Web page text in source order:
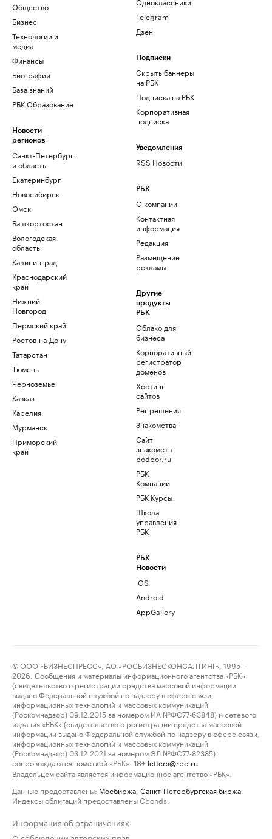
Общество
Бизнес
Технологии и
медиа
Финансы
Биографии
База знаний
РБК Образование
Новости
регионов
Санкт-Петербург
и область
Екатеринбург
Новосибирск
Омск
Башкортостан
Вологодская
область
Калининград
Краснодарский
край
Нижний
Новгород
Пермский край
Ростов-на-Дону
Татарстан
Тюмень
Черноземье
Кавказ
Карелия
Мурманск
Приморский
край
Telegram
Дзен
Подписки
Скрыть баннеры
на РБК
Подписка на РБК
Корпоративная
подписка
Уведомления
RSS Новости
РБК
О компании
Контактная
информация
Редакция
Размещение
рекламы
Другие
продукты
РБК
Облако для
бизнеса
Корпоративный
регистратор
доменов
Хостинг
сайтов
Рег.решения
Знакомства
Сайт
знакомств
podbor.ru
РБК
Компании
РБК Курсы
Школа
управления
РБК
РБК
Новости
iOS
Android
AppGallery
© ООО «БИЗНЕСПРЕСС», АО «РОСБИЗНЕСКОНСАЛТИНГ», 1995–
2026. Сообщения и материалы информационного агентства «РБК»
(свидетельство о регистрации средства массовой информации
выдано Федеральной службой по надзору в сфере связи,
информационных технологий и массовых коммуникаций
(Роскомнадзор) 09.12.2015 за номером ИА №ФС77-63848) и сетевого
издания «РБК» (свидетельство о регистрации средства массовой
информации выдано Федеральной службой по надзору в сфере связи,
информационных технологий и массовых коммуникаций
(Роскомнадзор) 03.12.2021 за номером ЭЛ №ФС77-82385)
сопровождаются пометкой «РБК».
18+ letters@rbc.ru
Владельцем сайта является информационное агентство «РБК».
Данные предоставлены: Мосбиржа Санкт-Петербургская биржа
Индексы облигаций предоставлены Cbonds.
Информация об ограничениях